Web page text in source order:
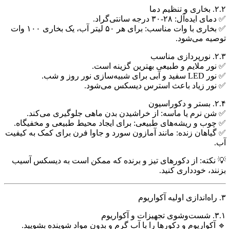
۲.۲. بخاری و تنظیم دما
✅ دمای ایده‌آل: ۲۸-۳۰ درجه سانتی‌گراد.
✅ بخاری با وات مناسب: برای هر ۵۰ لیتر آب، یک بخاری ۱۰۰ وات
توصیه می‌شود.
۲.۳. نورپردازی مناسب
✅ نور ملایم و طبیعی بهترین گزینه است.
✅ نور LED سفید و آبی برای شبیه‌سازی نور روز و شب.
✅ نور زیاد باعث استرس دیسکس می‌شود.
۲.۴. بستر و دکوراسیون
✅ شن نرم یا ماسه: از خراشیدن بدن ماهی جلوگیری می‌کند.
✅ چوب و ریشه‌های طبیعی: برای ایجاد محیط طبیعی و مخفیگاه.
✅ گیاهان زنده: مانند آمازون سورد و جاوا فرن برای کمک به کیفیت
آب.
💡 نکته: از دکورهای تیز و برنده که ممکن است به دیسکس آسیب
بزنند، خودداری کنید.
۳. راه‌اندازی اولیه آکواریوم
۳.۱. شست‌وشوی تجهیزات و آکواریوم
🔹 آکواریوم و دکورها را با آب گرم و بدون مواد شوینده بشویید.